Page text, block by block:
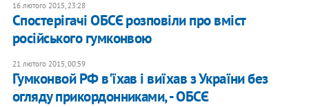
16 лютого 2015, 23:28
Спостерігачі ОБСЄ розповіли про вміст
російського гумконвою
21 лютого 2015, 00:59
Гумконвой РФ в'їхав і виїхав з України без
огляду прикордонниками, - ОБСЄ